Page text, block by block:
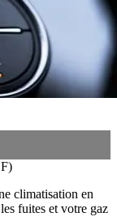
climatisation en
fuites et votre gaz